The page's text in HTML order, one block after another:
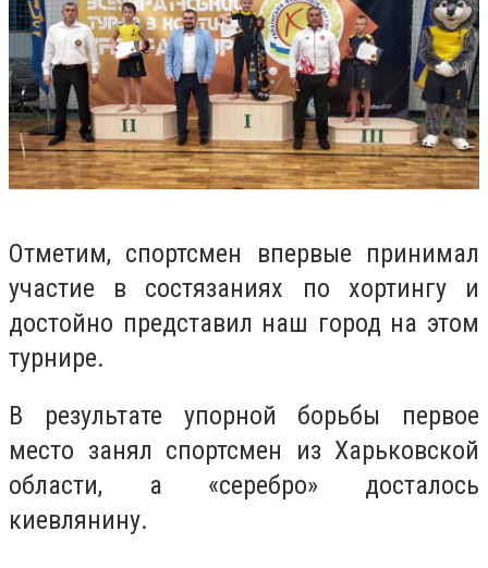
Отметим, спортсмен впервые принимал
участие в состязаниях по хортингу и
достойно представил наш город на этом
турнире.
В результате упорной борьбы первое
место занял спортсмен из Харьковской
области, а «серебро» досталось
киевлянину.